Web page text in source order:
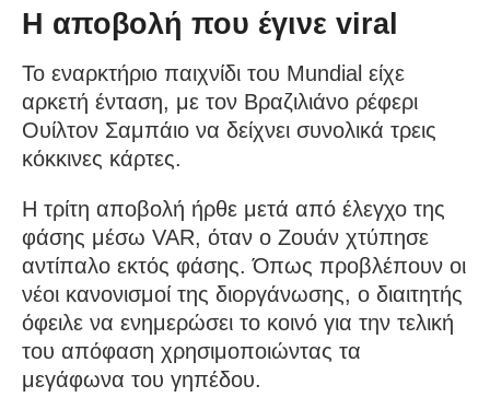
Η αποβολή που έγινε viral
Το εναρκτήριο παιχνίδι του Mundial είχε
αρκετή ένταση, με τον Βραζιλιάνο ρέφερι
Ουίλτον Σαμπάιο να δείχνει συνολικά τρεις
κόκκινες κάρτες.
Η τρίτη αποβολή ήρθε μετά από έλεγχο της
φάσης μέσω VAR, όταν ο Ζουάν χτύπησε
αντίπαλο εκτός φάσης. Όπως προβλέπουν οι
νέοι κανονισμοί της διοργάνωσης, ο διαιτητής
όφειλε να ενημερώσει το κοινό για την τελική
του απόφαση χρησιμοποιώντας τα
μεγάφωνα του γηπέδου.